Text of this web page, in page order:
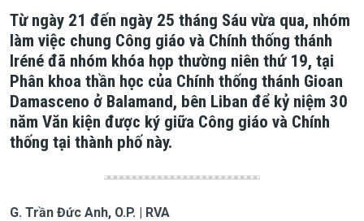
Từ ngày 21 đến ngày 25 tháng Sáu vừa qua, nhóm
làm việc chung Công giáo và Chính thống thánh
Iréné đã nhóm khóa họp thường niên thứ 19, tại
Phân khoa thần học của Chính thống thánh Gioan
Damasceno ở Balamand, bên Liban để kỷ niệm 30
năm Văn kiện được ký giữa Công giáo và Chính
thống tại thành phố này.
G. Trần Đức Anh, O.P. | RVA